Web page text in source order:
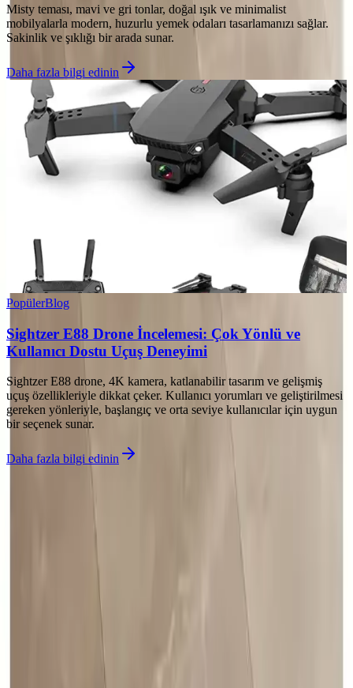
Misty teması, mavi ve gri tonlar, doğal ışık ve minimalist
mobilyalarla modern, huzurlu yemek odaları tasarlamanızı sağlar.
Sakinlik ve şıklığı bir arada sunar.
Daha fazla bilgi edinin
PopülerBlog
Sightzer E88 Drone İncelemesi: Çok Yönlü ve
Kullanıcı Dostu Uçuş Deneyimi
Sightzer E88 drone, 4K kamera, katlanabilir tasarım ve gelişmiş
uçuş özellikleriyle dikkat çeker. Kullanıcı yorumları ve geliştirilmesi
gereken yönleriyle, başlangıç ve orta seviye kullanıcılar için uygun
bir seçenek sunar.
Daha fazla bilgi edinin